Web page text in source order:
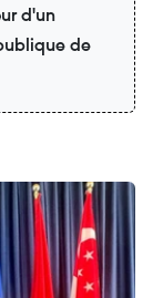
d'un
de